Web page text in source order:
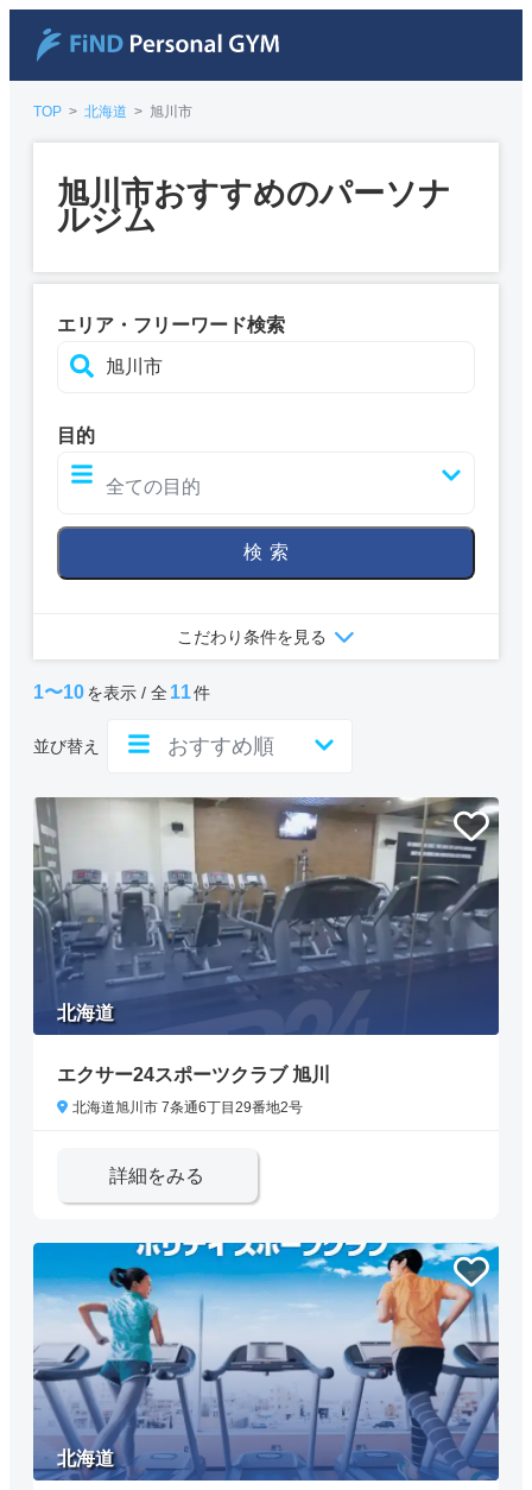
TOP > 北海道 > 旭川市
旭川市おすすめのパーソナ
ルジム
エリア・フリーワード検索
目的
検索
こだわり条件を見る
1〜10を表示 / 全 11件
並び替え
北海道
エクサー24スポーツクラブ 旭川
北海道旭川市 7条通6丁目29番地2号
詳細をみる
北海道